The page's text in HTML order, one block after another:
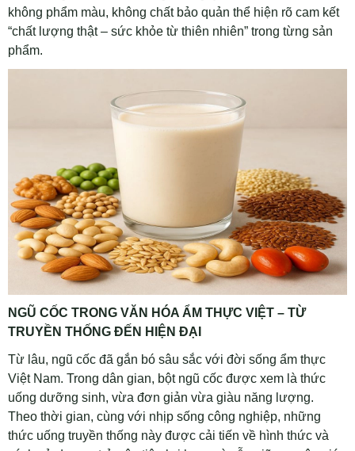
không phẩm màu, không chất bảo quản thể hiện rõ cam kết
“chất lượng thật – sức khỏe từ thiên nhiên” trong từng sản
phẩm.
NGŨ CỐC TRONG VĂN HÓA ẨM THỰC VIỆT – TỪ
TRUYỀN THỐNG ĐẾN HIỆN ĐẠI
Từ lâu, ngũ cốc đã gắn bó sâu sắc với đời sống ẩm thực
Việt Nam. Trong dân gian, bột ngũ cốc được xem là thức
uống dưỡng sinh, vừa đơn giản vừa giàu năng lượng.
Theo thời gian, cùng với nhịp sống công nghiệp, những
thức uống truyền thống này được cải tiến về hình thức và